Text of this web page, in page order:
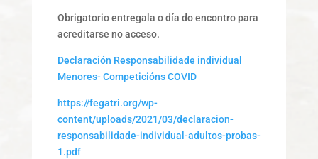
Obrigatorio entregala o día do encontro para
acreditarse no acceso.
Declaración Responsabilidade individual
Menores- Competicións COVID
https://fegatri.org/wp-
content/uploads/2021/03/declaracion-
responsabilidade-individual-adultos-probas-
1.pdf